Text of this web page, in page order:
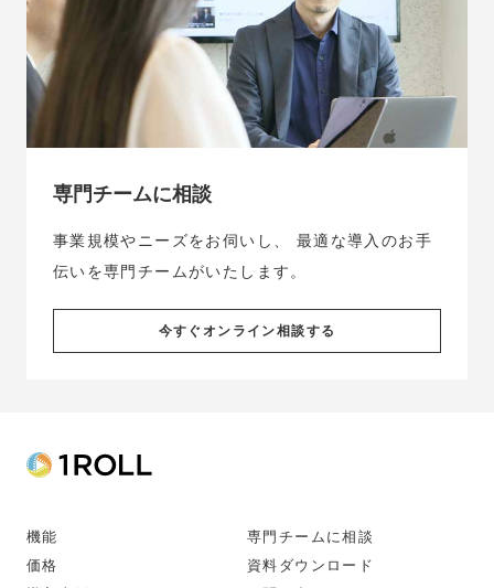
専門チームに相談
事業規模やニーズをお伺いし、
最適な導入のお手
伝いを専門チームがいたします。
今すぐオンライン相談する
機能
価格
専門チームに相談
資料ダウンロード